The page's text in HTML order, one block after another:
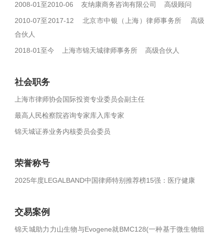
2008-01至2010-06 友纳康商务咨询有限公司 高级顾问
2010-07至2017-12 北京市中银（上海）律师事务所 高级
合伙人
2018-01至今 上海市锦天城律师事务所 高级合伙人
社会职务
上海市律师协会国际投资专业委员会副主任
最高人民检察院咨询专家库入库专家
锦天城证券业务内核委员会委员
荣誉称号
2025年度LEGALBAND中国律师特别推荐榜15强：医疗健康
交易案例
锦天城助力力山生物与Evogene就BMC128(一种基于微生物组